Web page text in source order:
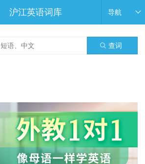
沪江英语词库 导航
查词